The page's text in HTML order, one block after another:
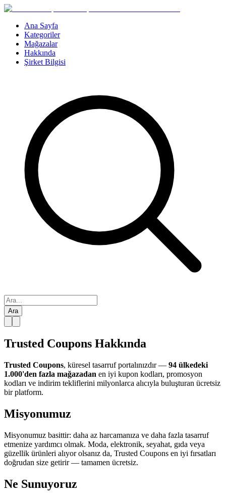
Ana Sayfa
Kategoriler
Mağazalar
Hakkında
Şirket Bilgisi
Ara
Trusted Coupons Hakkında
Trusted Coupons, küresel tasarruf portalınızdır — 94 ülkedeki
1.000'den fazla mağazadan en iyi kupon kodları, promosyon
kodları ve indirim tekliflerini milyonlarca alıcıyla buluşturan ücretsiz
bir platform.
Misyonumuz
Misyonumuz basittir: daha az harcamanıza ve daha fazla tasarruf
etmenize yardımcı olmak. Moda, elektronik, seyahat, gıda veya
güzellik ürünleri alıyor olsanız da, Trusted Coupons en iyi fırsatları
doğrudan size getirir — tamamen ücretsiz.
Ne Sunuyoruz